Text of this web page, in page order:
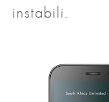
instabili.